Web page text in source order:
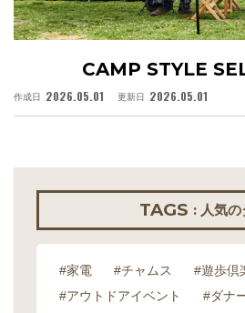
CAMP STYLE
作成日 2026.05.01 更新日 2026.05.01
TAGS : 人気
#家電 #チャムス #遊歩倶
#アウトドアイベント
#ダナ